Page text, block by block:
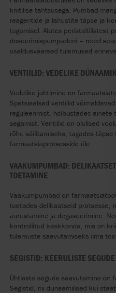
kriitilise tähtsusega. Pumbad
reagentide ja lahustite täpse ja
tagamisel. Alates peristaltilistest
doseerimispumpadeni – need
usaldusväärsed tulemused
VENTIILID: VEDELIKE
Vedelike juhtimine on
Spetsiaalsed ventiilid
reguleerimist, hõlbustades ainete
segamist. Ventiilid on olulised
rõhu säilitamiseks, tagades täpse
farmaatsiaprotsesside üle.
VAAKUMPUMBAD:
TOETAMINE
Vaakumpumbad on
toetades delikaatseid protsesse,
aurustamine ja degaseerimine.
kontrollitud keskkonda, mis on
tulemuste saavutamiseks ilma
SEGISTID: KEERULISTE
Ühtlaste segude saavutamine on
Segistid, nii dünaamilised kui